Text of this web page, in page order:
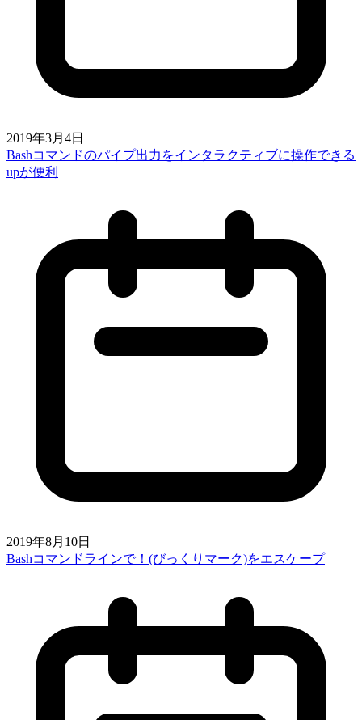
2019年3月4日
Bashコマンドのパイプ出力をインタラクティブに操作できる
upが便利
2019年8月10日
Bashコマンドラインで！(びっくりマーク)をエスケープ